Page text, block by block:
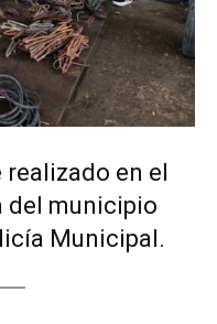
en el
del municipio
Municipal.